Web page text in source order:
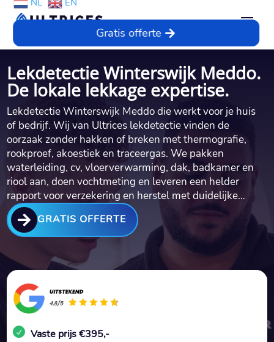
NL EN
Gratis offerte
Lekdetectie Winterswijk Meddo.
De lokale lekkage expertise.
Lekdetectie Winterswijk Meddo die werkt voor je huis
of bedrijf.​ Wij van Ultrices lekdetectie vinden de
oorzaak zonder hakken of breken met thermografie,
rookproef, akoestiek en traceergas.​ We pakken
waterleiding, cv, vloerverwarming, dak, badkamer en
riool aan, doen vochtmeting en leveren een helder
rapport voor verzekering en herstel met duidelijke…
 GRATIS OFFERTE
Vaste prijs €395,-